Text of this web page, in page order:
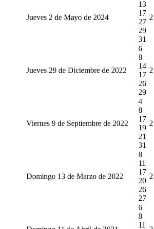
Jueves 2 de Mayo de 2024
13
17
27
29
31
2
Jueves 29 de Diciembre de 2022
6
8
14
17
26
29
2
Viernes 9 de Septiembre de 2022
4
8
17
19
21
31
2
Domingo 13 de Marzo de 2022
8
11
17
20
26
27
2
6
8
11